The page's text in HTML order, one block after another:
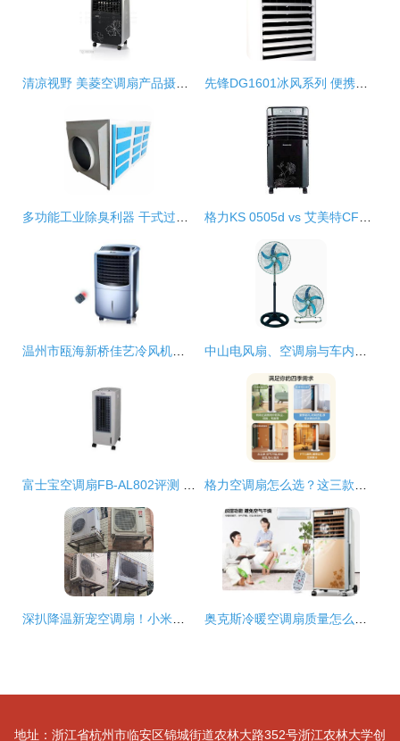
地址：浙江省杭州市临安区锦城街道农林大路352号浙江农林大学创